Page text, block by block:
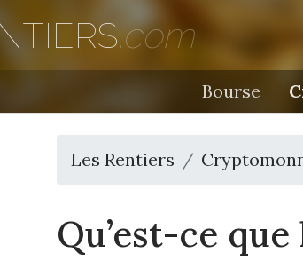
.com
Bourse
Les Rentiers
Qu’est-ce